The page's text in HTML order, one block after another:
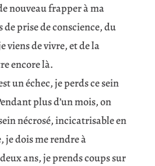
nouveau frapper à ma
prise de conscience, du
viens de vivre, et de la
encore là.
un échec, je perds ce sein
plus d’un mois, on
nécrosé, incicatrisable en
je dois me rendre à
ans, je prends coups sur